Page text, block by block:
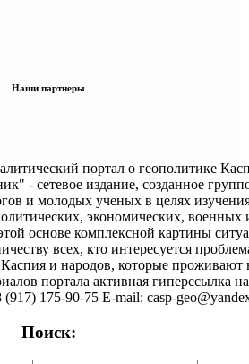
Наши партнеры
портал о геополитике
- сетевое издание, созданное
и молодых ученых в целях
экономических, военных
основе комплексной картины
всех, кто интересуется
Каспия и народов, которые проживают
портала активная гиперссылка на
(917) 175-90-75 E-mail: casp-
Поиск: